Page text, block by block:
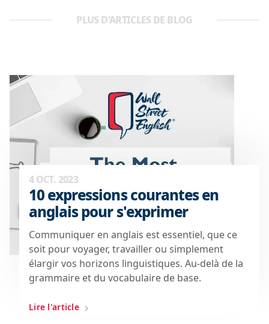
PLUS D'ARTICLES DE BLOG
4 OCT. 2023
10 expressions courantes en
anglais pour s'exprimer
Communiquer en anglais est essentiel, que ce
soit pour voyager, travailler ou simplement
élargir vos horizons linguistiques. Au-delà de la
grammaire et du vocabulaire de base.
Lire l'article